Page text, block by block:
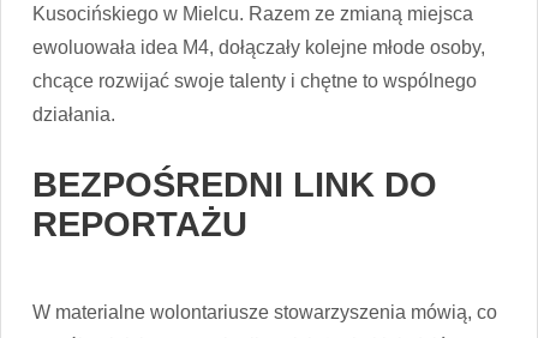
Kusocińskiego w Mielcu. Razem ze zmianą miejsca
ewoluowała idea M4, dołączały kolejne młode osoby,
chcące rozwijać swoje talenty i chętne to wspólnego
działania.
BEZPOŚREDNI LINK DO
REPORTAŻU
W materialne wolontariusze stowarzyszenia mówią, co